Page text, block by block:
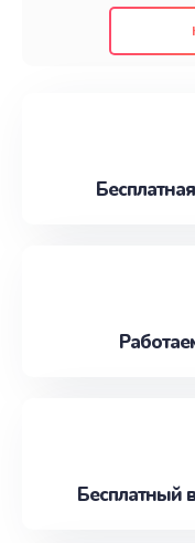
также
проведенных
наилучшим
Бесплатный